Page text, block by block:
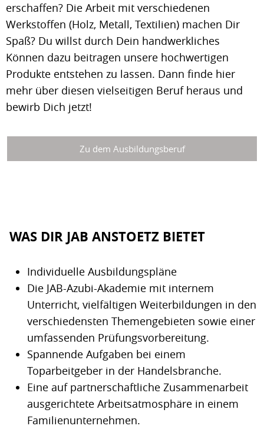
erschaffen? Die Arbeit mit verschiedenen
Werkstoffen (Holz, Metall, Textilien) machen Dir
Spaß? Du willst durch Dein handwerkliches
Können dazu beitragen unsere hochwertigen
Produkte entstehen zu lassen. Dann finde hier
mehr über diesen vielseitigen Beruf heraus und
bewirb Dich jetzt!
Zu dem Ausbildungsberuf
WAS DIR JAB ANSTOETZ BIETET
Individuelle Ausbildungspläne
Die JAB-Azubi-Akademie mit internem
Unterricht, vielfältigen Weiterbildungen in den
verschiedensten Themengebieten sowie einer
umfassenden Prüfungsvorbereitung.
Spannende Aufgaben bei einem
Toparbeitgeber in der Handelsbranche.
Eine auf partnerschaftliche Zusammenarbeit
ausgerichtete Arbeitsatmosphäre in einem
Familienunternehmen.